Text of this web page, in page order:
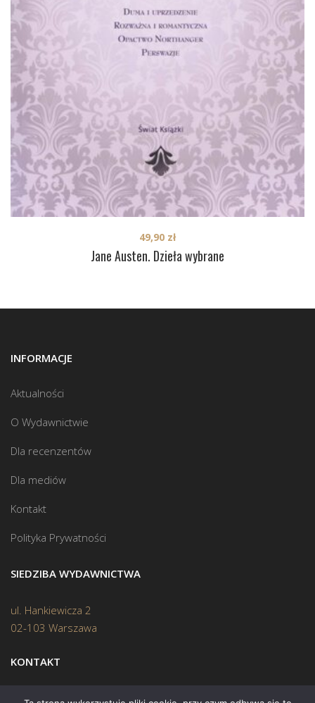
Jane Austen. Dzieła wybrane
49,90 zł
INFORMACJE
Aktualności
O Wydawnictwie
Dla recenzentów
Dla mediów
Kontakt
Polityka Prywatności
SIEDZIBA WYDAWNICTWA
ul. Hankiewicza 2
02-103 Warszawa
KONTAKT
Biuro: (22) 45 70 402